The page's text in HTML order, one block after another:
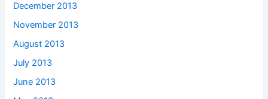
December 2013
November 2013
August 2013
July 2013
June 2013